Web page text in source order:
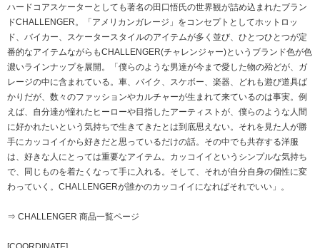
ハードコアスケーターとしても著名の田口悟氏の世界観が詰め込まれたブラン
ドCHALLENGER。「アメリカンガレージ」をコンセプトとしてホットロッ
ド、バイカー、スケータースタイルのアイテムが多く並び、ひとつひとつが定
番的なアイテムながらもCHALLENGER(チャレンジャー)というブランド色が色
濃いラインナップを展開。「僕らのような男達が今まで愛した物の殆どが、ガ
レージの中に含まれている。車、バイク、スケボー、楽器、どれも遊び道具ば
かりだが、数々のファッションやカルチャーが生まれて来ているのは事実。例
えば、自分達が憧れたヒーローや目指したアーティストが、僕らのような人間
に好かれたいという気持ちで生きてきたとは到底思えない。それを見た人が勝
手にカッコイイから好きだと思っているだけの話。その中でも共存する洋服
は、好きな人にとっては重要なアイテム。カッコイイというシンプルな気持ち
で、同じものを着たくなって手に入れる。そして、それが自分自身の個性に変
わっていく。CHALLENGERが誰かのカッコイイになればそれでいい」。
⇒ CHALLENGER 商品一覧ページ